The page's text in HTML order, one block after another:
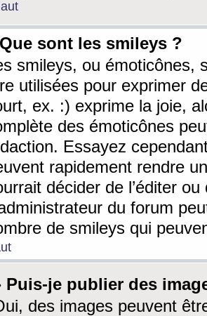
sont les smileys ?
smileys, ou émoticônes,
utilisées pour exprimer
ex. :) exprime la joie,
des émoticônes
Essayez
rapidement rendre
décider de l’éditer
du forum
de smileys qui
Puis-je publier des
des images peuvent